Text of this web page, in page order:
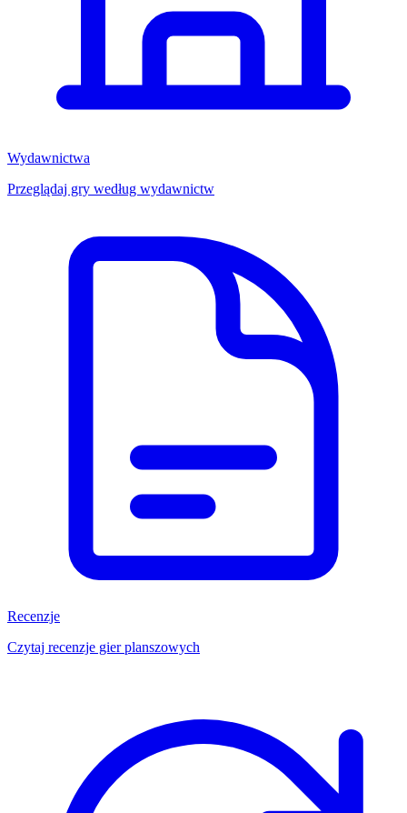
Wydawnictwa
Przeglądaj gry według wydawnictw
Recenzje
Czytaj recenzje gier planszowych